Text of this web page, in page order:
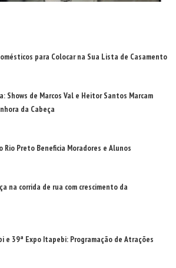
Shows de Marcos Val e Heitor Santos Marcam
Preto Beneficia Moradores e Alunos
na corrida de rua com crescimento da
e 39ª Expo Itapebi: Programação de Atrações